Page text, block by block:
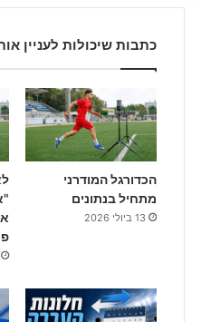
כתבות שיכולות לעניין
הכדורגל המודרני
מתחיל בנתונים
13 ביולי 2026